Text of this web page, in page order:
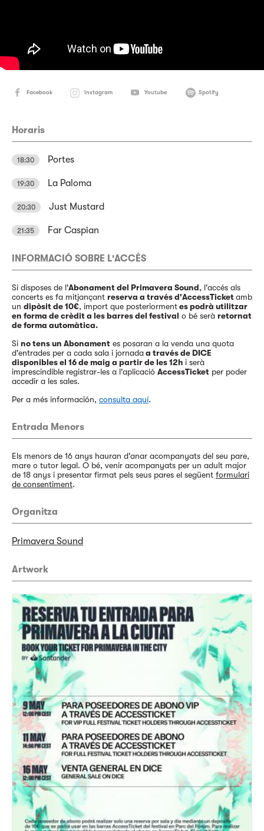
Facebook Instagram Youtube Spotify
Horaris
18:30 Portes
19:30 La Paloma
20:30 Just Mustard
21:35 Far Caspian
INFORMACIÓ SOBRE L'ACCÉS
Si disposes de l'Abonament del Primavera Sound, l'accés als
concerts es fa mitjançant reserva a través d'AccessTicketamb
un dipòsit de 10€, import que posteriormentes podrà utilitzar
en forma de crèdit a les barres del festival o bé serà retornat
de forma automàtica.
Si no tens un Abonament es posaran a la venda una quota
d'entrades per a cada sala i jornadaa través de DICE
disponibles el 16 de maig a partir de les 12h i serà
imprescindible registrar-les a l'aplicació AccessTicket per poder
accedir a les sales.
Per a més información, consulta aquí.
Entrada Menors
Els menors de 16 anys hauran d'anar acompanyats del seu pare,
mare o tutor legal. O bé, venir acompanyats per un adult major
de 18 anys i presentar firmat pels seus pares el següent formulari
de consentiment.
Organitza
Primavera Sound
Artwork